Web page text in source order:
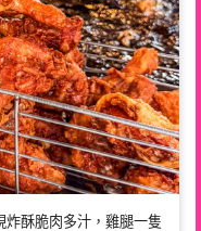
炸酥脆肉多汁，雞腿一隻